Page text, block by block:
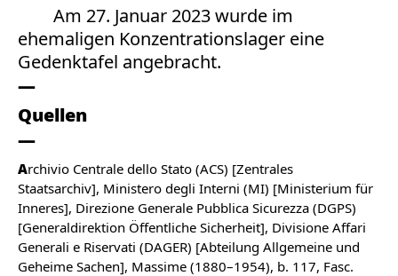
Am 27. Januar 2023 wurde im
ehemaligen Konzentrationslager eine
Gedenktafel angebracht.
Quellen
Archivio Centrale dello Stato (ACS) [Zentrales
Staatsarchiv], Ministero degli Interni (MI) [Ministerium für
Inneres], Direzione Generale Pubblica Sicurezza (DGPS)
[Generaldirektion Öffentliche Sicherheit], Divisione Affari
Generali e Riservati (DAGER) [Abteilung Allgemeine und
Geheime Sachen], Massime (1880–1954), b. 117, Fasc.